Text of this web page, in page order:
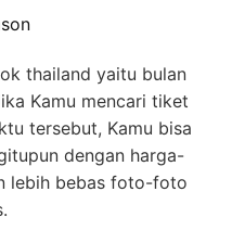
thailand yaitu bulan
Kamu mencari tiket
tersebut, Kamu bisa
dengan harga-
lebih bebas foto-foto